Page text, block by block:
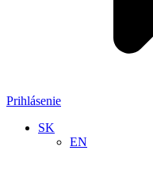
Prihlásenie
SK
EN